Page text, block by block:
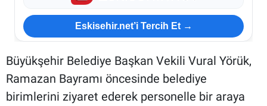
Eskisehir.net’i Tercih Et →
Büyükşehir Belediye Başkan Vekili Vural Yörük,
Ramazan Bayramı öncesinde belediye
birimlerini ziyaret ederek personelle bir araya